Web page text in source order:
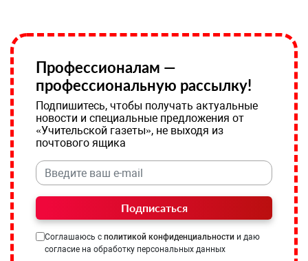
Профессионалам —
профессиональную рассылку!
Подпишитесь, чтобы получать актуальные
новости и специальные предложения от
«Учительской газеты», не выходя из
почтового ящика
Подписаться
Соглашаюсь с политикой конфиденциальности и даю
согласие на обработку персональных данных